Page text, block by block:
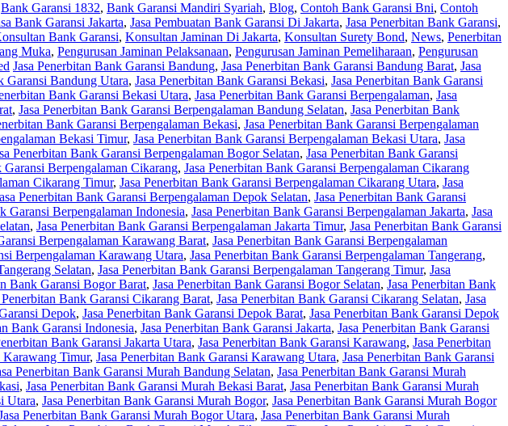
Bank Garansi 1832, Bank Garansi Mandiri Syariah, Blog, Contoh Bank Garansi Bni, Contoh
Bank Garansi Jakarta, Jasa Pembuatan Bank Garansi Di Jakarta, Jasa Penerbitan Bank Garansi,
Bank Garansi, Konsultan Jaminan Di Jakarta, Konsultan Surety Bond, News, Penerbitan
Muka, Pengurusan Jaminan Pelaksanaan, Pengurusan Jaminan Pemeliharaan, Pengurusan
Jasa Penerbitan Bank Garansi Bandung, Jasa Penerbitan Bank Garansi Bandung Barat, Jasa
Garansi Bandung Utara, Jasa Penerbitan Bank Garansi Bekasi, Jasa Penerbitan Bank Garansi
Bank Garansi Bekasi Utara, Jasa Penerbitan Bank Garansi Berpengalaman, Jasa
, Jasa Penerbitan Bank Garansi Berpengalaman Bandung Selatan, Jasa Penerbitan Bank
Bank Garansi Berpengalaman Bekasi, Jasa Penerbitan Bank Garansi Berpengalaman
Bekasi Timur, Jasa Penerbitan Bank Garansi Berpengalaman Bekasi Utara, Jasa
Penerbitan Bank Garansi Berpengalaman Bogor Selatan, Jasa Penerbitan Bank Garansi
Garansi Berpengalaman Cikarang, Jasa Penerbitan Bank Garansi Berpengalaman Cikarang
Cikarang Timur, Jasa Penerbitan Bank Garansi Berpengalaman Cikarang Utara, Jasa
Penerbitan Bank Garansi Berpengalaman Depok Selatan, Jasa Penerbitan Bank Garansi
Garansi Berpengalaman Indonesia, Jasa Penerbitan Bank Garansi Berpengalaman Jakarta, Jasa
, Jasa Penerbitan Bank Garansi Berpengalaman Jakarta Timur, Jasa Penerbitan Bank Garansi
Berpengalaman Karawang Barat, Jasa Penerbitan Bank Garansi Berpengalaman
Berpengalaman Karawang Utara, Jasa Penerbitan Bank Garansi Berpengalaman Tangerang,
Selatan, Jasa Penerbitan Bank Garansi Berpengalaman Tangerang Timur, Jasa
Bank Garansi Bogor Barat, Jasa Penerbitan Bank Garansi Bogor Selatan, Jasa Penerbitan Bank
Penerbitan Bank Garansi Cikarang Barat, Jasa Penerbitan Bank Garansi Cikarang Selatan, Jasa
Depok, Jasa Penerbitan Bank Garansi Depok Barat, Jasa Penerbitan Bank Garansi Depok
Bank Garansi Indonesia, Jasa Penerbitan Bank Garansi Jakarta, Jasa Penerbitan Bank Garansi
Bank Garansi Jakarta Utara, Jasa Penerbitan Bank Garansi Karawang, Jasa Penerbitan
Karawang Timur, Jasa Penerbitan Bank Garansi Karawang Utara, Jasa Penerbitan Bank Garansi
Penerbitan Bank Garansi Murah Bandung Selatan, Jasa Penerbitan Bank Garansi Murah
, Jasa Penerbitan Bank Garansi Murah Bekasi Barat, Jasa Penerbitan Bank Garansi Murah
Utara, Jasa Penerbitan Bank Garansi Murah Bogor, Jasa Penerbitan Bank Garansi Murah Bogor
Penerbitan Bank Garansi Murah Bogor Utara, Jasa Penerbitan Bank Garansi Murah